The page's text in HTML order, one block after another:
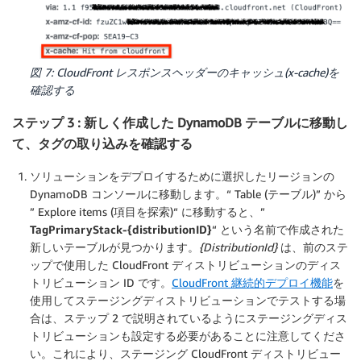
図 7: CloudFront レスポンスヘッダーのキャッシュ(x-cache)を
確認する
ステップ 3 : 新しく作成した DynamoDB テーブルに移動し
て、タグの取り込みを確認する
ソリューションをデプロイするために選択したリージョンの
DynamoDB コンソールに移動します。“ Table (テーブル)” から
” Explore items (項目を探索)“ に移動すると、”
TagPrimaryStack-{distributionID}“ という名前で作成された
新しいテーブルが見つかります。 {DistributionId}は、前のステ
ップで使用した CloudFront ディストリビューションのディス
トリビューション ID です。 CloudFront 継続的デプロイ機能を
使用してステージングディストリビューションでテストする場
合は、ステップ 2 で説明されているようにステージングディス
トリビューションも設定する必要があることに注意してくださ
い。これにより、ステージング CloudFront ディストリビュー